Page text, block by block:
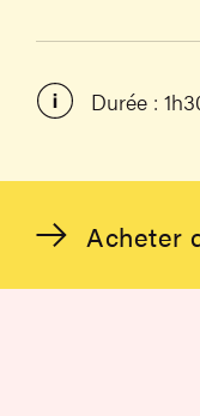
Acheter
Durée :